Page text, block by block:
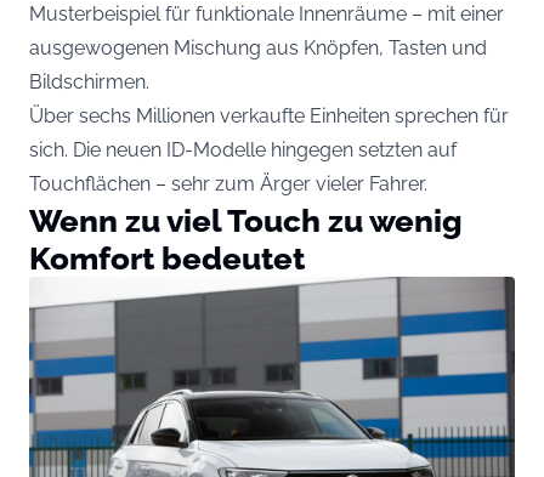
Musterbeispiel für funktionale Innenräume – mit einer
ausgewogenen Mischung aus Knöpfen, Tasten und
Bildschirmen.
Über sechs Millionen verkaufte Einheiten sprechen für
sich. Die neuen ID-Modelle hingegen setzten auf
Touchflächen – sehr zum Ärger vieler Fahrer.
Wenn zu viel Touch zu wenig
Komfort bedeutet